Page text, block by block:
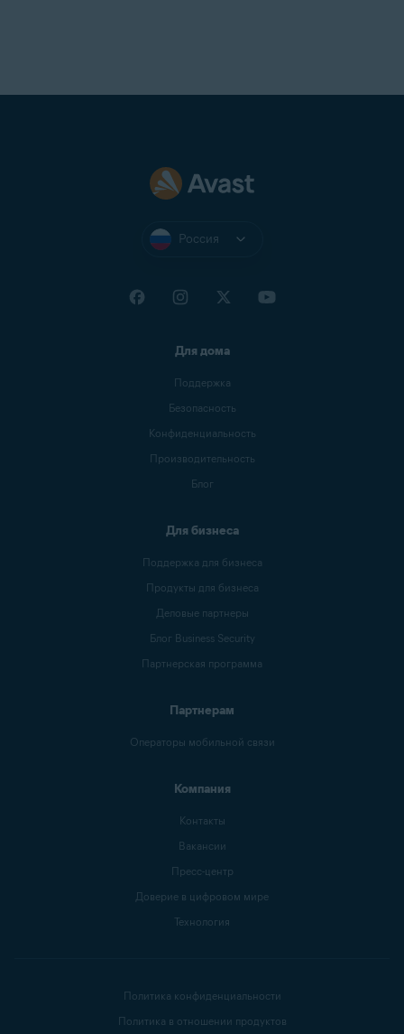
Россия
Для дома
Поддержка
Безопасность
Конфиденциальность
Производительность
Блог
Для бизнеса
Поддержка для бизнеса
Продукты для бизнеса
Деловые партнеры
Блог Business Security
Партнерская программа
Партнерам
Операторы мобильной связи
Компания
Контакты
Вакансии
Пресс-центр
Доверие в цифровом мире
Технология
Политика конфиденциальности
Политика в отношении продуктов